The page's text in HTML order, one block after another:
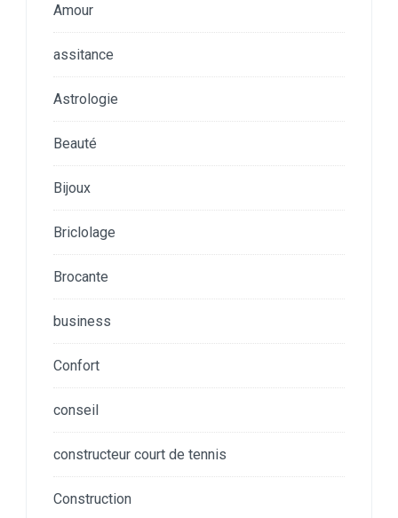
Amour
assitance
Astrologie
Beauté
Bijoux
Briclolage
Brocante
business
Confort
conseil
constructeur court de tennis
Construction